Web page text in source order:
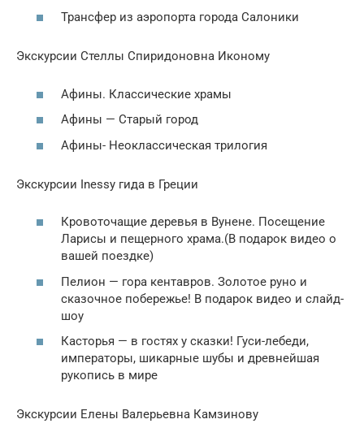
Трансфер из аэропорта города Салоники
Экскурсии Стеллы Спиридоновна Иконому
Афины. Классические храмы
Афины — Старый город
Афины- Неоклассическая трилогия
Экскурсии Inessy гида в Греции
Кровоточащие деревья в Вунене. Посещение
Ларисы и пещерного храма.(В подарок видео о
вашей поездке)
Пелион — гора кентавров. Золотое руно и
сказочное побережье! В подарок видео и слайд-
шоу
Касторья — в гостях у сказки! Гуси-лебеди,
императоры, шикарные шубы и древнейшая
рукопись в мире
Экскурсии Елены Валерьевна Камзинову